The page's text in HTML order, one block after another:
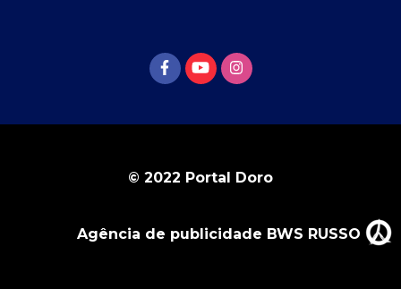
© 2022 Portal Doro
Agência de publicidade BWS RUSSO